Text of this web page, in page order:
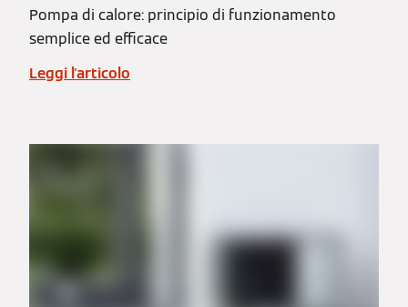
Pompa di calore: principio di funzionamento
semplice ed efficace
Leggi l'articolo